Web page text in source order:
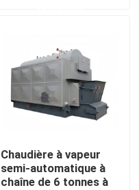
Chaudière à vapeur
semi-automatique à
chaîne de 6 tonnes à